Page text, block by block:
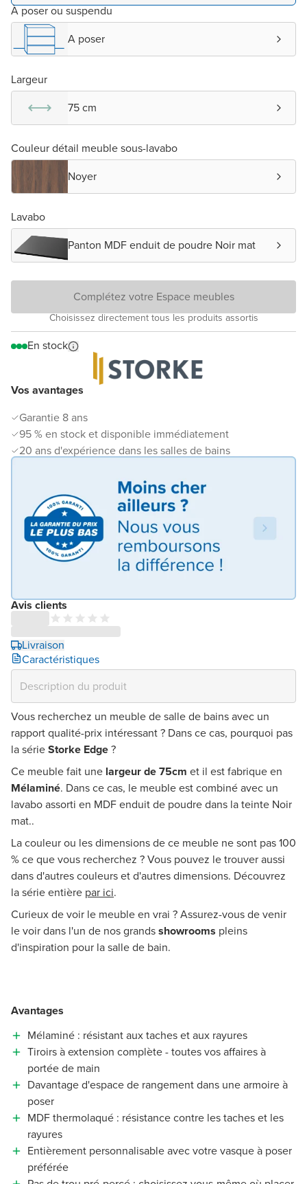
Vos avantages
Garantie 8 ans
95 % en stock et disponible immédiatement
20 ans d'expérience dans les salles de bains
Avis clients
Livraison
Caractéristiques
À poser ou suspendu
A poser
Largeur
75 cm
Couleur détail meuble sous-lavabo
Noyer
Lavabo
Panton MDF enduit de poudre Noir mat
Complétez votre Espace meubles
Choisissez directement tous les produits assortis
En stock
Vous recherchez un meuble de salle de bains avec un
rapport qualité-prix intéressant ? Dans ce cas, pourquoi pas
la sérieStorke Edge?
Ce meuble fait une largeur de 75cm et il est fabrique en
Mélaminé. Dans ce cas, le meuble est combiné avec un
lavabo assorti en MDF enduit de poudre dans la teinte Noir
mat..
La couleur ou les dimensions de ce meuble ne sont pas 100
% ce que vous recherchez ? Vous pouvez le trouver aussi
dans d'autres couleurs et d'autres dimensions. Découvrez
la série entière par ici.
Curieux de voir le meuble en vrai ? Assurez-vous de venir
le voir dans l'un de nos grandsshowrooms pleins
d'inspiration pour la salle de bain.
Avantages
Mélaminé : résistant aux taches et aux rayures
Tiroirs à extension complète - toutes vos affaires à
portée de main
Davantage d'espace de rangement dans une armoire à
poser
MDF thermolaqué : résistance contre les taches et les
rayures
Entièrement personnalisable avec votre vasque à poser
préférée